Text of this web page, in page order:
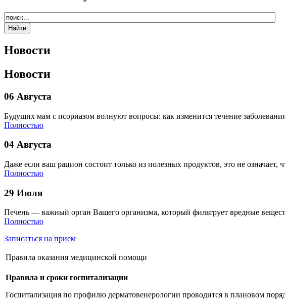
Новости
Новости
06 Августа
Будущих мам с псориазом волнуют вопросы: как изменится течение
Полностью
04 Августа
Даже если ваш рацион состоит только из полезных продуктов, это не
Полностью
29 Июля
Печень — важный орган Вашего организма, который фильтрует вредные
Полностью
Записаться на прием
Правила оказания медицинской помощи
Правила и сроки госпитализации
Госпитализация по профилю дерматовенерологии проводится в плановом